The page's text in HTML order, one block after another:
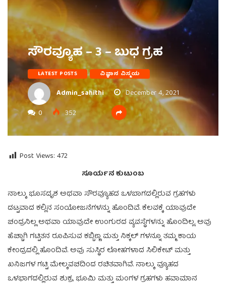
ಸೌರವ್ಯೂಹ – 3 – ಬುಧ ಗ್ರಹ
LATEST POSTS ವಿಜ್ಞಾನ ವಿಸ್ಮಯ
Admin_sahithi
December 4, 2021
0
352
Post Views: 472
ಸೂರ್ಯನ ಕುಟುಂಬ
ನಾಲ್ಕು ಭೂಸದೃಶ ಅಥವಾ ಸೌರವ್ಯೂಹದ ಒಳಬಾಗದಲ್ಲಿರುವ ಗ್ರಹಗಳು
ದಟ್ಟವಾದ ಕಲ್ಲಿನ ಸಂಯೋಜನೆಗಳನ್ನು ಹೊಂದಿವೆ. ಕೆಲವಕ್ಕೆ ಯಾವುದೇ
ಚಂದ್ರನಿಲ್ಲ ಅಥವಾ ಯಾವುದೇ ಉಂಗುರದ ವ್ಯವಸ್ಥೆಗಳನ್ನು ಹೊಂದಿಲ್ಲ. ಅವು
ಹೆಚ್ಚಾಗಿ ಗಟ್ಟಿತನ ರೂಪಿಸುವ ಕಬ್ಬಿಣ್ಣ ಮತ್ತು ನಿಕ್ಕಲ್ ಗಳನ್ನೂ ತಮ್ಮ ಕಾಯ
ಕೇಂದ್ರದಲ್ಲಿ ಹೊಂದಿವೆ. ಅವು ಸುಸ್ಥಿರ ಲೋಹಗಳಾದ ಸಿಲಿಕೇಟ್ ಮತ್ತು
ಖನಿಜಗಳ ಗಟ್ಟಿ ಮೇಲ್ಕವಚದಿಂದ ರಚಿತವಾಗಿವೆ. ನಾಲ್ಕು ವ್ಯೂಹದ
ಒಳಭಾಗದಲ್ಲಿರುವ ಶುಕ್ರ, ಭೂಮಿ ಮತ್ತು ಮಂಗಳ ಗ್ರಹಗಳು ಹವಾಮಾನ